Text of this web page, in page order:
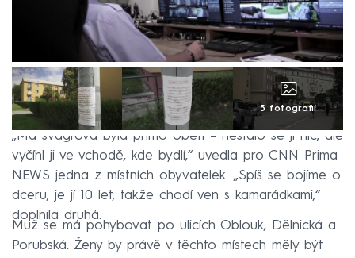
5 fotografií
„Má švagrová byla přímo obětí –⁠ nestalo se jí nic, ale
vyčíhl ji ve vchodě, kde bydlí,“ uvedla pro CNN Prima
NEWS jedna z místních obyvatelek. „Spíš se bojíme o
dceru, je jí 10 let, takže chodí ven s kamarádkami,“
doplnila druhá.
Muž se má pohybovat po ulicích Oblouk, Dělnická a
Porubská. Ženy by právě v těchto místech měly být